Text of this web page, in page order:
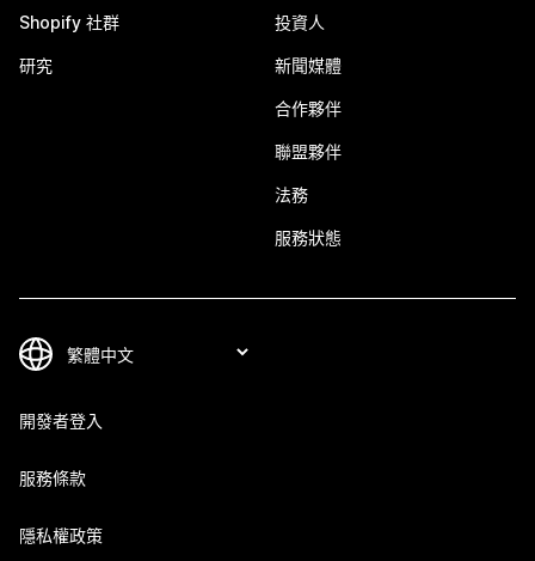
Shopify 社群
研究
投資人
新聞媒體
合作夥伴
聯盟夥伴
法務
服務狀態
開發者登入
服務條款
隱私權政策